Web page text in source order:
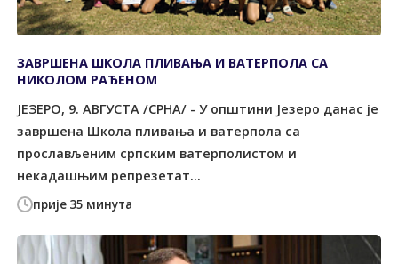
прије 35 минута
ЗАВРШЕНА ШКОЛА ПЛИВАЊА И ВАТЕРПОЛА СА
НИКОЛОМ РАЂЕНОМ
ЈЕЗЕРО, 9. АВГУСТА /СРНА/ - У општини Језеро данас је
завршена Школа пливања и ватерпола са
прослављеним српским ватерполистом и
некадашњим репрезетат...